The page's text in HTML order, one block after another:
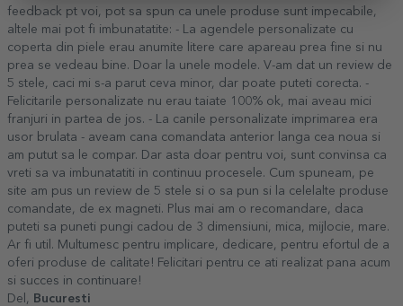
feedback pt voi, pot sa spun ca unele produse sunt impecabile,
altele mai pot fi imbunatatite: - La agendele personalizate cu
coperta din piele erau anumite litere care apareau prea fine si nu
prea se vedeau bine. Doar la unele modele. V-am dat un review de
5 stele, caci mi s-a parut ceva minor, dar poate puteti corecta. -
Felicitarile personalizate nu erau taiate 100% ok, mai aveau mici
franjuri in partea de jos. - La canile personalizate imprimarea era
usor brulata - aveam cana comandata anterior langa cea noua si
am putut sa le compar. Dar asta doar pentru voi, sunt convinsa ca
vreti sa va imbunatatiti in continuu procesele. Cum spuneam, pe
site am pus un review de 5 stele si o sa pun si la celelalte produse
comandate, de ex magneti. Plus mai am o recomandare, daca
puteti sa puneti pungi cadou de 3 dimensiuni, mica, mijlocie, mare.
Ar fi util. Multumesc pentru implicare, dedicare, pentru efortul de a
oferi produse de calitate! Felicitari pentru ce ati realizat pana acum
si succes in continuare!
Del,
Bucuresti